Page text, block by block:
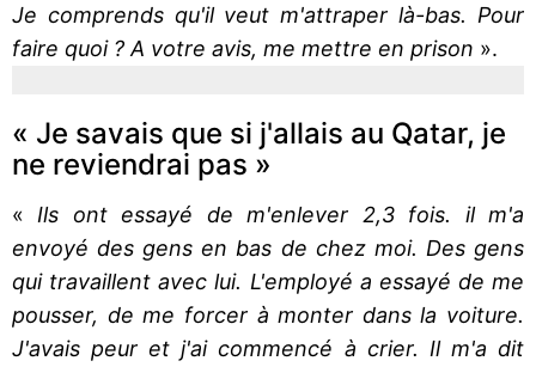
Je comprends qu'il veut m'attraper là-bas. Pour
faire quoi ? A votre avis, me mettre en prison ».
« Je savais que si j'allais au Qatar, je
ne reviendrai pas »
« Ils ont essayé de m'enlever 2,3 fois. il m'a
envoyé des gens en bas de chez moi. Des gens
qui travaillent avec lui. L'employé a essayé de me
pousser, de me forcer à monter dans la voiture.
J'avais peur et j'ai commencé à crier. Il m'a dit